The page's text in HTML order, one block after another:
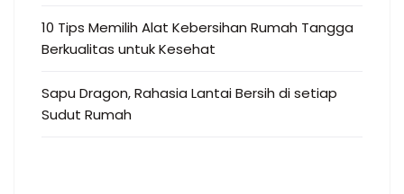
10 Tips Memilih Alat Kebersihan Rumah Tangga
Berkualitas untuk Kesehat
Sapu Dragon, Rahasia Lantai Bersih di setiap
Sudut Rumah